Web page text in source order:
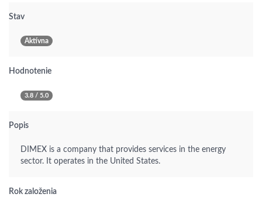
Stav
Aktívna
Hodnotenie
3.8 / 5.0
Popis
DIMEX is a company that provides services in the energy
sector. It operates in the United States.
Rok založenia